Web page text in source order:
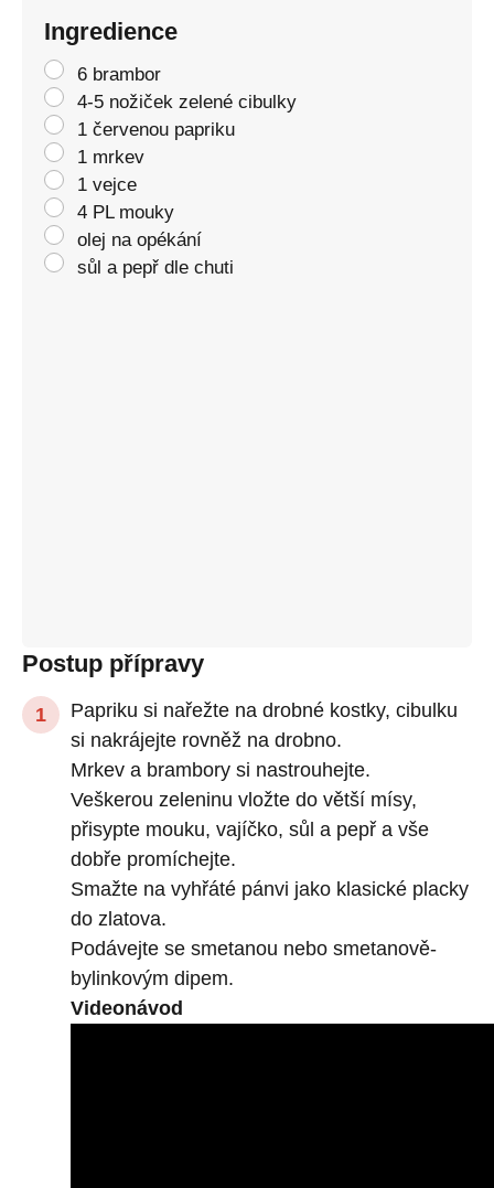
Ingredience
6 brambor
4-5 nožiček zelené cibulky
1 červenou papriku
1 mrkev
1 vejce
4 PL mouky
olej na opékání
sůl a pepř dle chuti
Postup přípravy
Papriku si nařežte na drobné kostky, cibulku
si nakrájejte rovněž na drobno.
Mrkev a brambory si nastrouhejte.
Veškerou zeleninu vložte do větší mísy,
přisypte mouku, vajíčko, sůl a pepř a vše
dobře promíchejte.
Smažte na vyhřáté pánvi jako klasické placky
do zlatova.
Podávejte se smetanou nebo smetanově-
bylinkovým dipem.
Videonávod